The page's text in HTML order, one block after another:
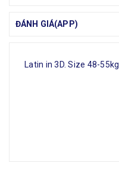
ĐÁNH GIÁ(APP)
Latin in 3D. Size 48-55kg